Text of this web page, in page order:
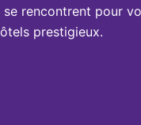
se rencontrent pour
prestigieux.